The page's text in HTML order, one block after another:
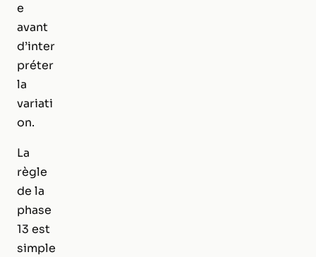
e
avant
d’inter
préter
la
variati
on.
La
règle
de la
phase
13 est
simple